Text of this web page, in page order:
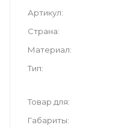
Артикул
Страна
Материал
Тип
Товар для
Габариты